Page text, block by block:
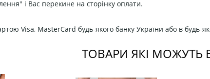
і Вас перекине на сторінку оплати.
Visa, MasterCard будь-якого банку України або в будь-
ТОВАРИ ЯКІ МОЖУТЬ